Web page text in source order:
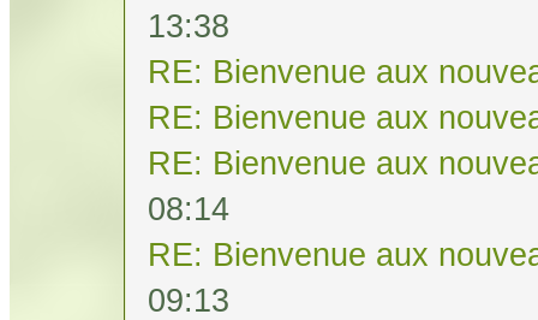
13:38
RE: Bienvenue aux
RE: Bienvenue aux
RE: Bienvenue aux
08:14
RE: Bienvenue aux
09:13